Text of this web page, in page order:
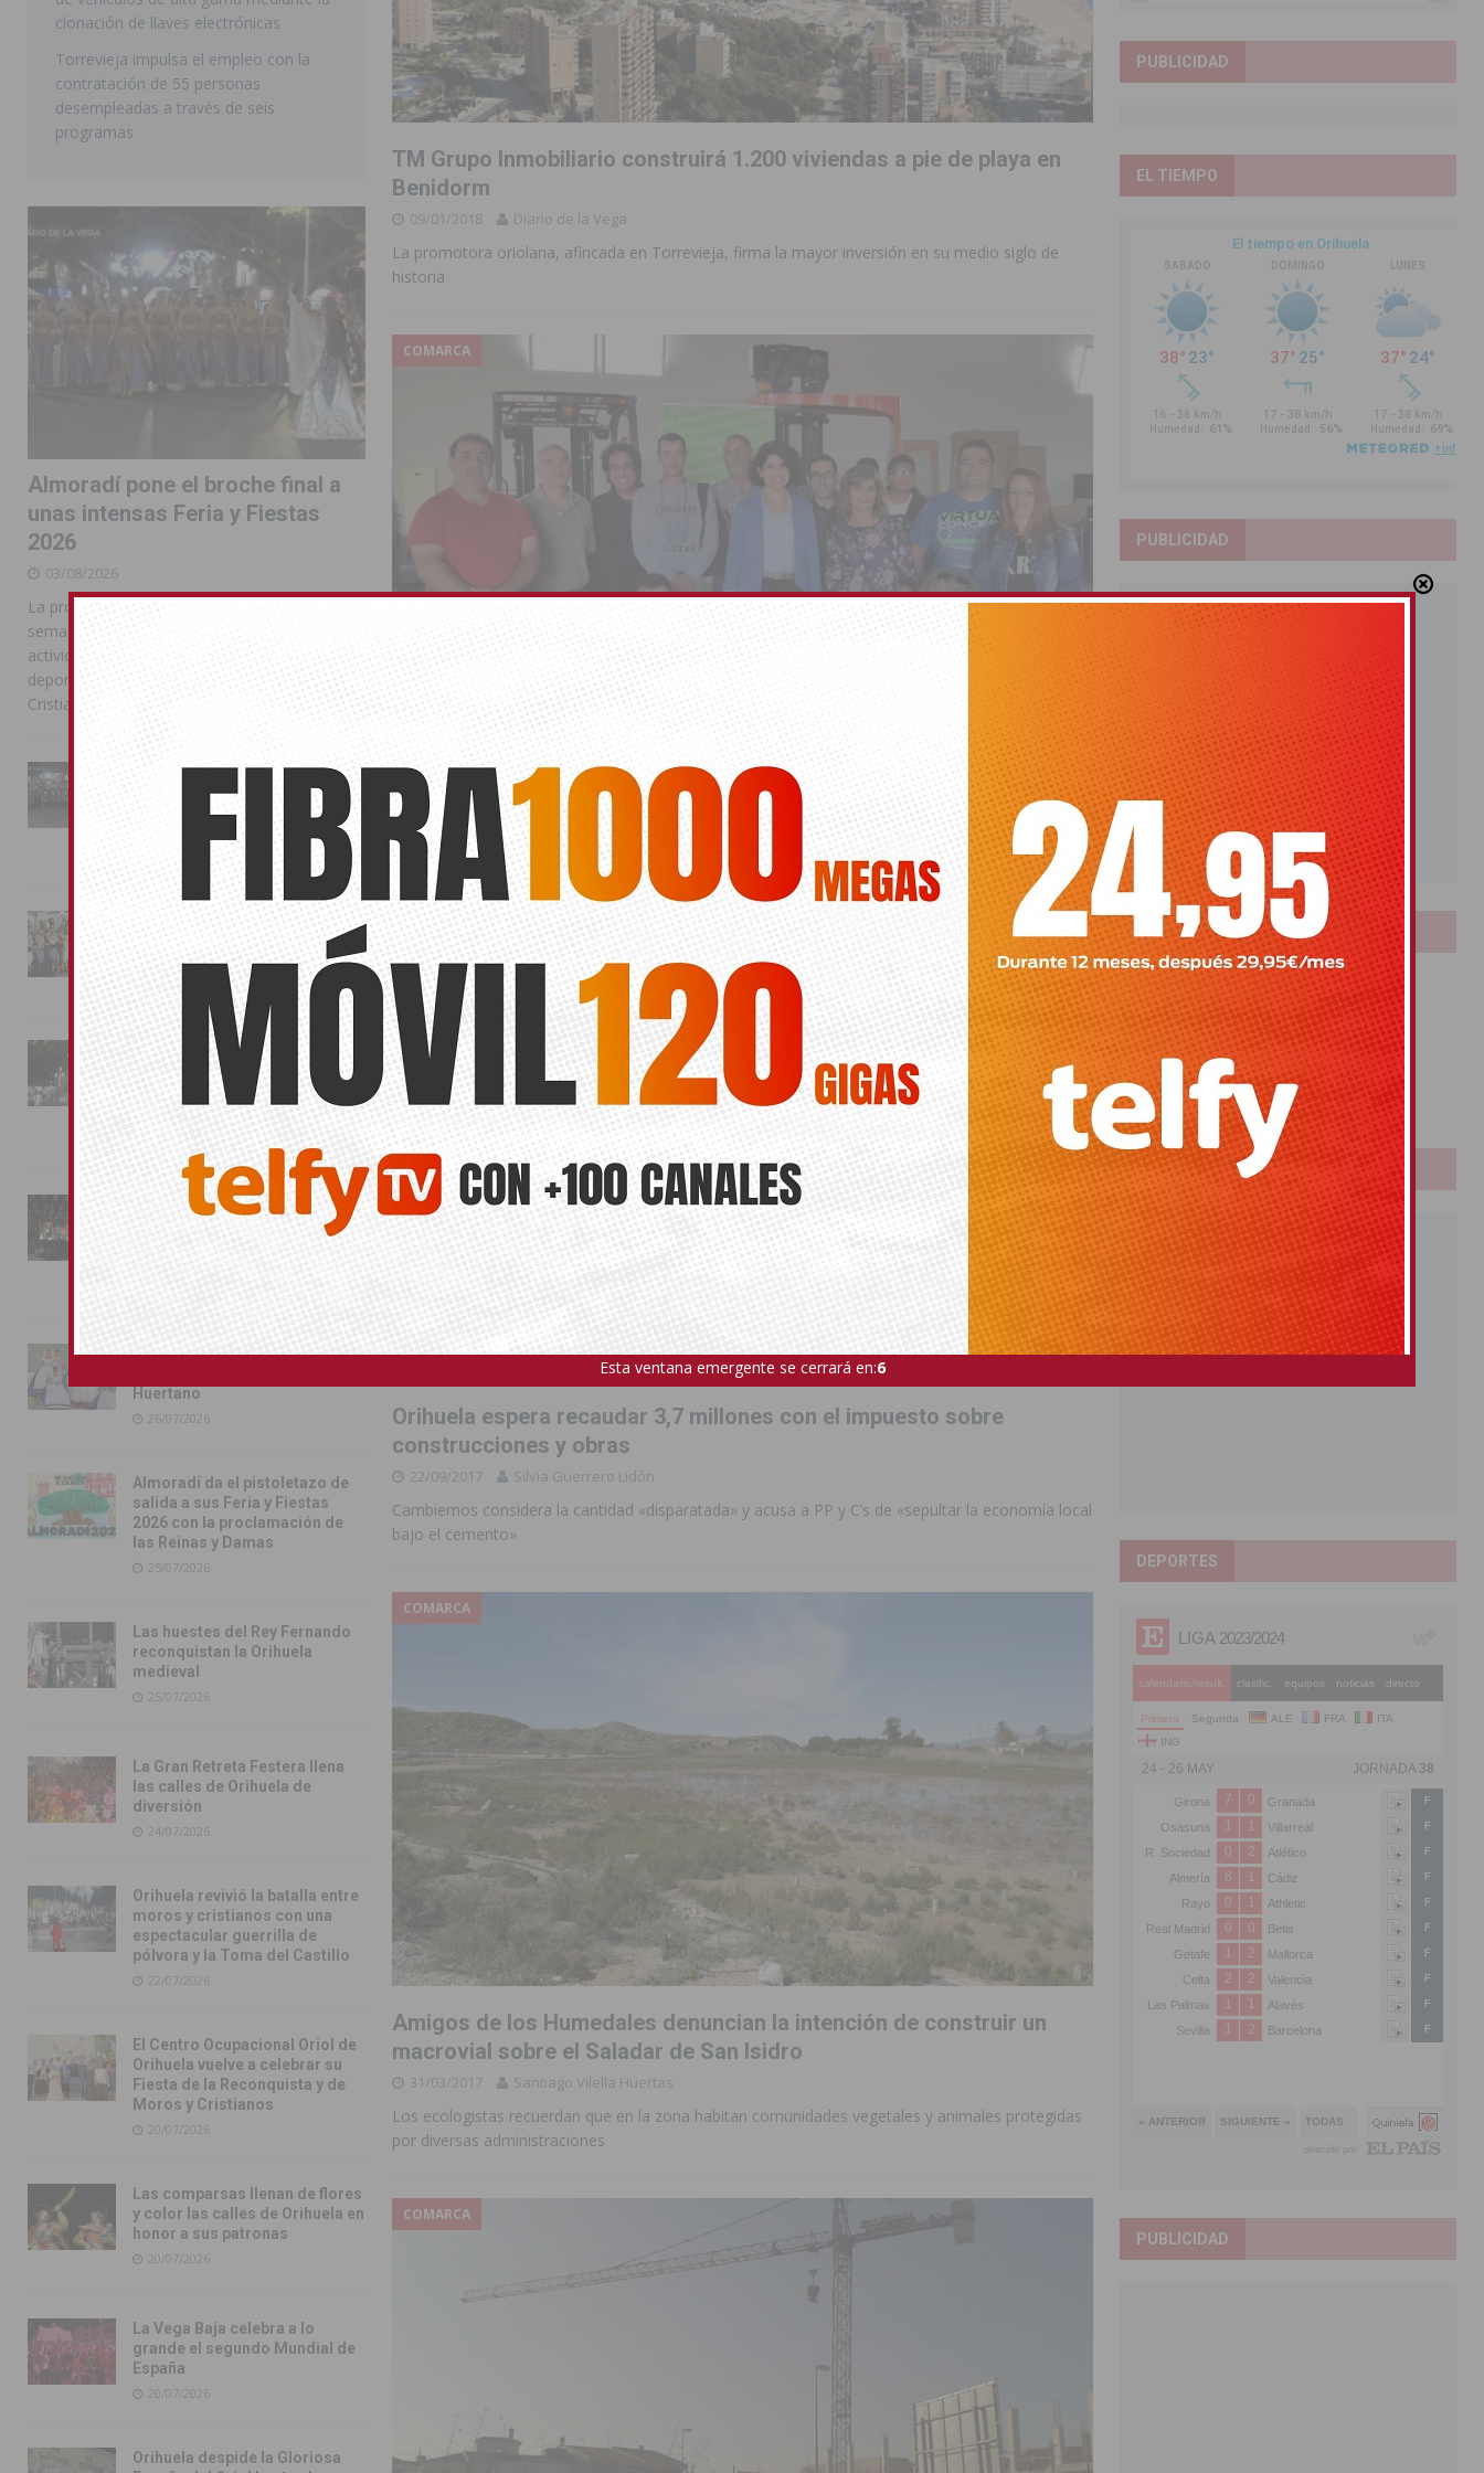
TM Grupo Inmobiliario construirá 1.200 viviendas a pie de playa en
Benidorm
09/01/2018 Diario de la Vega
La promotora oriolana, afincada en Torrevieja, firma la mayor inversión en su medio siglo de
historia
COMARCA
Seis municipios de la Vega Baja acogen cursos de formación del
sector de la construcción
06/11/2017 Diario de la Vega
Albatera, Almoradí, Callosa, Orihuela, Redován y Rojales han realizado actividades formativas
organizadas por Convega y la Diputación
ORIHUELA
Orihuela espera recaudar 3,7 millones con el impuesto sobre
construcciones y obras
22/09/2017 Silvia Guerrero Lidón
Cambiemos considera la cantidad «disparatada» y acusa a PP y C’s de «sepultar la economía local
bajo el cemento»
COMARCA
Amigos de los Humedales denuncian la intención de construir un
macrovial sobre el Saladar de San Isidro
31/03/2017 Santiago Vilella Huertas
Los ecologistas recuerdan que en la zona habitan comunidades vegetales y animales protegidas
por diversas administraciones
COMARCA
clonación de llaves electrónicas
Torrevieja impulsa el empleo con la
contratación de 55 personas
desempleadas a través de seis
programas
Almoradí pone el broche final a
unas intensas Feria y Fiestas
2026
03/08/2026
La programación reunió durante más de una
semana actos institucionales, conciertos,
actividades familiares, competiciones
deportivas y las celebraciones de Moros y
Cristianos
La Entrada Cristiana llena de
esplendor las calles de
Almoradí en una multitudinaria
jornada festera
02/08/2026
La magia de la Entrada Mora
conquista las calles de
Almoradí
01/08/2026
La fiesta se adueña de
Almoradí con la presentación
de los cargos festeros y la
toma del castillo
31/07/2026
Pilar de la Horadada
conmemora con emoción el
40º aniversario de su
independencia como municipio
31/07/2026
Almoradí presume de raíces
Huertano
26/07/2026
Almoradí da el pistoletazo de
salida a sus Feria y Fiestas
2026 con la proclamación de
las Reinas y Damas
25/07/2026
Las huestes del Rey Fernando
reconquistan la Orihuela
medieval
25/07/2026
La Gran Retreta Festera llena
las calles de Orihuela de
diversión
24/07/2026
Orihuela revivió la batalla entre
moros y cristianos con una
espectacular guerrilla de
pólvora y la Toma del Castillo
22/07/2026
El Centro Ocupacional Oriol de
Orihuela vuelve a celebrar su
Fiesta de la Reconquista y de
Moros y Cristianos
20/07/2026
Las comparsas llenan de flores
y color las calles de Orihuela en
honor a sus patronas
20/07/2026
La Vega Baja celebra a lo
grande el segundo Mundial de
España
20/07/2026
Orihuela despide la Gloriosa
PUBLICIDAD
EL TIEMPO
PUBLICIDAD
LOTERIAS
Bonoloto
Primitiva
El Gordo
Euromillones
Loteria
Once
PUBLICIDAD
DEPORTES
PUBLICIDAD
Esta ventana emergente se cerrará en:4